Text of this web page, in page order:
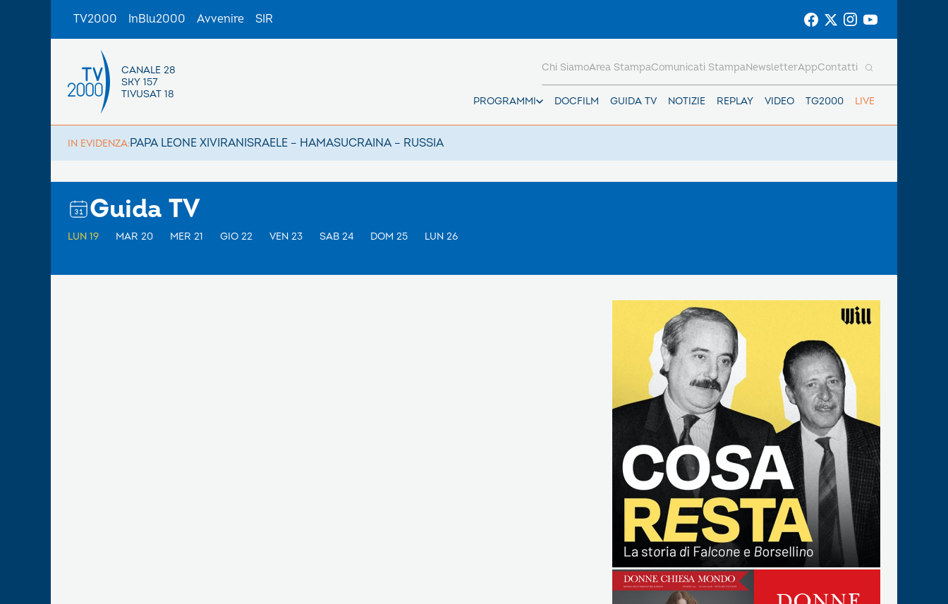
TV2000 InBlu2000 Avvenire SIR
CANALE 28
SKY 157
TIVUSAT 18
PROGRAMMI DOCFILM GUIDA TV NOTIZIE REPLAY VIDEO TG2000 LIVE
Chi SiamoArea StampaComunicati StampaNewsletterAppContatti
IN EVIDENZA:PAPA LEONE XIVIRANISRAELE – HAMASUCRAINA – RUSSIA
Guida TV
LUN 19 MAR 20 MER 21 GIO 22 VEN 23 SAB 24 DOM 25 LUN 26